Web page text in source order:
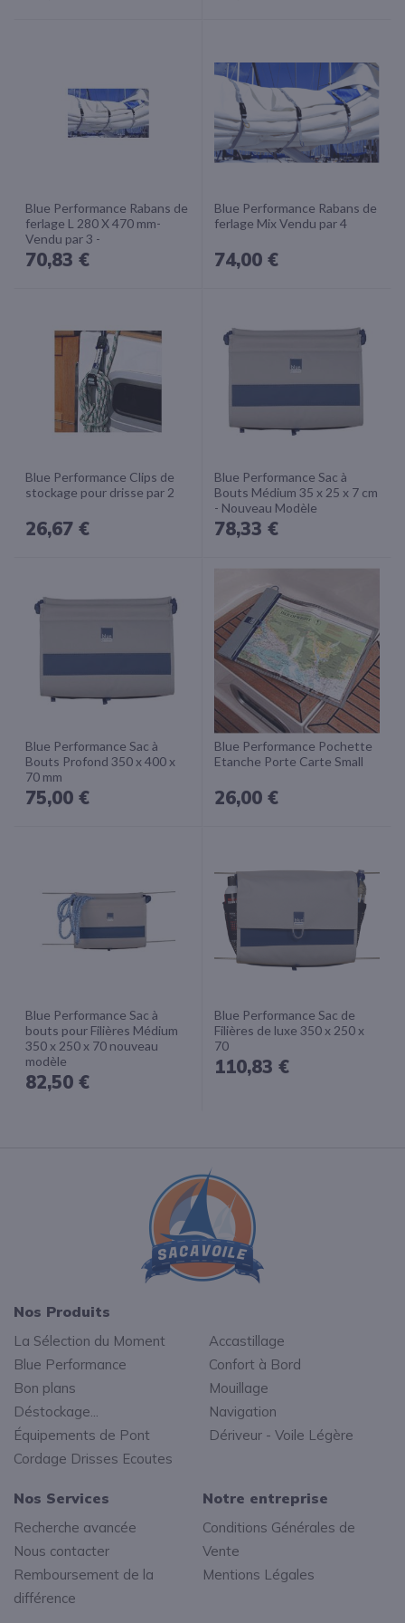
Blue Performance Rabans de
ferlage L 280 X 470 mm-
Vendu par 3 -
70,83 €
Blue Performance Rabans de
ferlage Mix Vendu par 4
74,00 €
Blue Performance Clips de
stockage pour drisse par 2
26,67 €
Blue Performance Sac à
Bouts Médium 35 x 25 x 7 cm
- Nouveau Modèle
78,33 €
Blue Performance Sac à
Bouts Profond 350 x 400 x
70 mm
75,00 €
Blue Performance Pochette
Etanche Porte Carte Small
26,00 €
Blue Performance Sac à
bouts pour Filières Médium
350 x 250 x 70 nouveau
modèle
82,50 €
Blue Performance Sac de
Filières de luxe 350 x 250 x
70
110,83 €
Nos Services
Recherche avancée
Nous contacter
Remboursement de la
différence
Notre entreprise
Conditions Générales de
Vente
Mentions Légales
Nos Produits
La Sélection du Moment
Blue Performance
Bon plans
Déstockage...
Équipements de Pont
Cordage Drisses Ecoutes
Accastillage
Confort à Bord
Mouillage
Navigation
Dériveur - Voile Légère